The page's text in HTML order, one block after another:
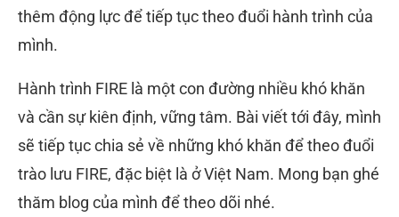
thêm động lực để tiếp tục theo đuổi hành trình của
mình.
Hành trình FIRE là một con đường nhiều khó khăn
và cần sự kiên định, vững tâm. Bài viết tới đây, mình
sẽ tiếp tục chia sẻ về những khó khăn để theo đuổi
trào lưu FIRE, đặc biệt là ở Việt Nam. Mong bạn ghé
thăm blog của mình để theo dõi nhé.